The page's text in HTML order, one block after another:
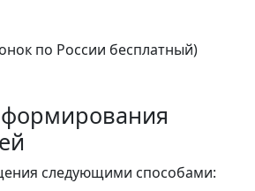
по России бесплатный)
следующими способами: